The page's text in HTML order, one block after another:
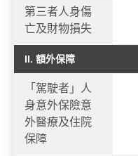
第三者人身傷
亡及財物損失
II. 額外保障
「駕駛者」人
身意外保險意
外醫療及住院
保障